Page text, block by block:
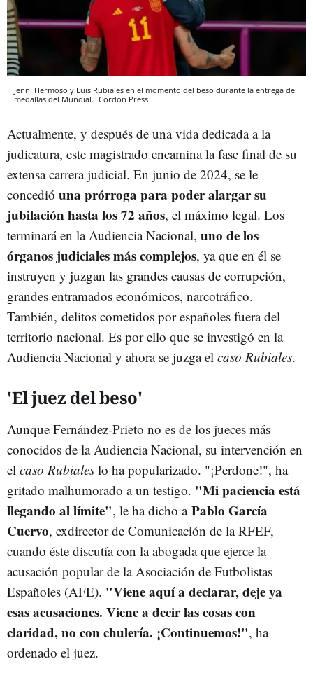
Jenni Hermoso y Luis Rubiales en el momento del beso durante la entrega de
medallas del Mundial. Cordon Press
Actualmente, y después de una vida dedicada a la
judicatura, este magistrado encamina la fase final de su
extensa carrera judicial. En junio de 2024, se le
concedió una prórroga para poder alargar su
jubilación hasta los 72 años, el máximo legal. Los
terminará en la Audiencia Nacional, uno de los
órganos judiciales más complejos, ya que en él se
instruyen y juzgan las grandes causas de corrupción,
grandes entramados económicos, narcotráfico.
También, delitos cometidos por españoles fuera del
territorio nacional. Es por ello que se investigó en la
Audiencia Nacional y ahora se juzga el caso Rubiales.
'El juez del beso'
Aunque Fernández-Prieto no es de los jueces más
conocidos de la Audiencia Nacional, su intervención en
el caso Rubiales lo ha popularizado. "¡Perdone!", ha
gritado malhumorado a un testigo. "Mi paciencia está
llegando al límite", le ha dicho a Pablo García
Cuervo, exdirector de Comunicación de la RFEF,
cuando éste discutía con la abogada que ejerce la
acusación popular de la Asociación de Futbolistas
Españoles (AFE). "Viene aquí a declarar, deje ya
esas acusaciones. Viene a decir las cosas con
claridad, no con chulería. ¡Continuemos!", ha
ordenado el juez.